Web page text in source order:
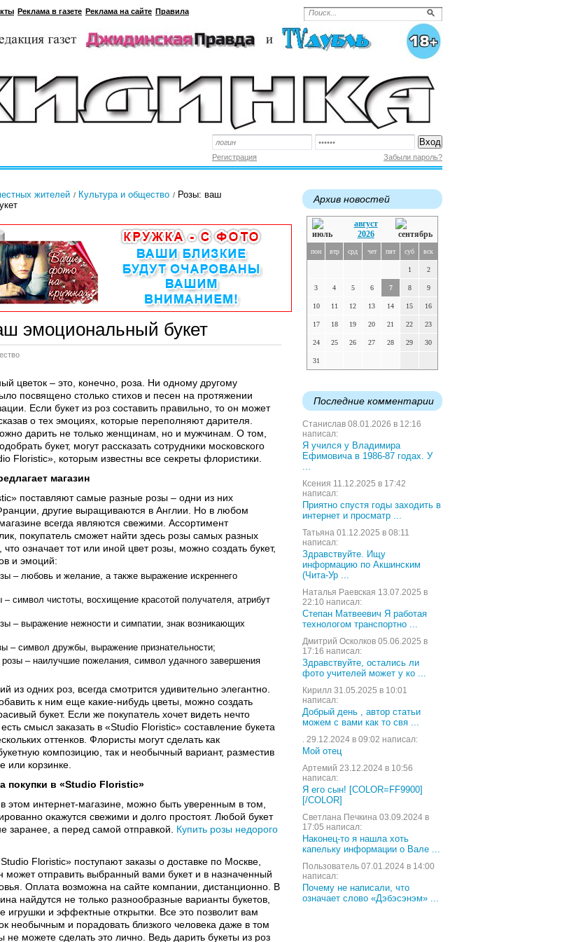
Реклама в газете Реклама на сайте Правила
Регистрация Забыли пароль?
жителей Культура и общество
Розы: ваш
эмоциональный букет
цветок – это, конечно, роза. Ни одному другому
посвящено столько стихов и песен на протяжении
Если букет из роз составить правильно, то он может
о тех эмоциях, которые переполняют дарителя.
дарить не только женщинам, но и мужчинам. О том,
букет, могут рассказать сотрудники московского
Floristic», которым известны все секреты флористики.
магазин
поставляют самые разные розы – одни из них
другие выращиваются в Англии. Но в любом
всегда являются свежими. Ассортимент
покупатель сможет найти здесь розы самых разных
что означает тот или иной цвет розы, можно создать букет,
и эмоций:
– любовь и желание, а также выражение искреннего
– символ чистоты, восхищение красотой получателя, атрибут
– выражение нежности и симпатии, знак возникающих
– символ дружбы, выражение признательности;
– наилучшие пожелания, символ удачного завершения
из одних роз, всегда смотрится удивительно элегантно.
к ним еще какие-нибудь цветы, можно создать
букет. Если же покупатель хочет видеть нечто
смысл заказать в «Studio Floristic» составление букета
оттенков. Флористы могут сделать как
композицию, так и необычный вариант, разместив
или корзинке.
покупки в «Studio Floristic»
этом интернет-магазине, можно быть уверенным в том,
окажутся свежими и долго простоят. Любой букет
заранее, а перед самой отправкой. Купить розы недорого
Floristic» поступают заказы о доставке по Москве,
может отправить выбранный вами букет и в назначенный
Оплата возможна на сайте компании, дистанционно. В
найдутся не только разнообразные варианты букетов,
игрушки и эффектные открытки. Все это позволит вам
необычным и порадовать близкого человека даже в том
не можете сделать это лично. Ведь дарить букеты из роз
Архив новостей
август
2026
пон втр срд чет пят суб вск
1 2
3 4 5 6 7 8 9
10 11 12 13 14 15 16
17 18 19 20 21 22 23
24 25 26 27 28 29 30
31
Последние комментарии
Станислав 08.01.2026 в 12:16
написал:
Я учился у Владимира
Ефимовича в 1986-87 годах. У
...
Ксения 11.12.2025 в 17:42
написал:
Приятно спустя годы заходить в
интернет и просматр ...
Татьяна 01.12.2025 в 08:11
написал:
Здравствуйте. Ищу
информацию по Акшинским
(Чита-Ур ...
Наталья Раевская 13.07.2025 в
22:10 написал:
Степан Матвеевич Я работая
технологом транспортно ...
Дмитрий Осколков 05.06.2025 в
17:16 написал:
Здравствуйте, остались ли
фото учителей может у ко ...
Кирилл 31.05.2025 в 10:01
написал:
Добрый день , автор статьи
можем с вами как то свя ...
. 29.12.2024 в 09:02 написал:
Мой отец
Артемий 23.12.2024 в 10:56
написал:
Я его сын! [COLOR=FF9900]
[/COLOR]
Светлана Печкина 03.09.2024 в
17:05 написал:
Наконец-то я нашла хоть
капельку информации о Вале ...
Пользователь 07.01.2024 в 14:00
написал:
Почему не написали, что
означает слово «Дэбэсэнэм» ...